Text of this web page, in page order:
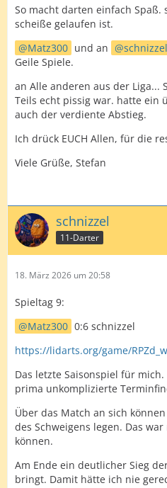
So macht darten einfach Spaß.
scheiße gelaufen ist.
Matz300 und an schnizzel
Geile Spiele.
an Alle anderen aus der Liga...
Teils echt pissig war. hatte ein
auch der verdiente Abstieg.
Ich drück EUCH Allen, für die
Viele Grüße, Stefan
schnizzel
11-Darter
18. März 2026 um 20:58
Spieltag 9:
Matz300 0:6 schnizzel
https://lidarts.org/game/
Das letzte Saisonspiel für
prima unkomplizierte
Über das Match an sich
des Schweigens legen. Das
können.
Am Ende ein deutlicher Sieg
bringt. Damit hätte ich nie